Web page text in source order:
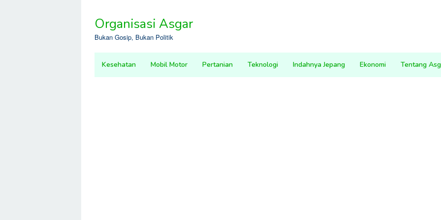
contentOrganisasi Asgar
Bukan Gosip, Bukan Politik
Kesehatan Mobil Motor Pertanian Teknologi Indahnya Jepang Ekonomi Tentang